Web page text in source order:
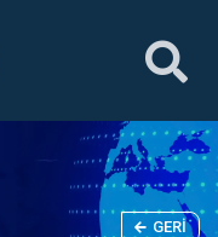
GERI